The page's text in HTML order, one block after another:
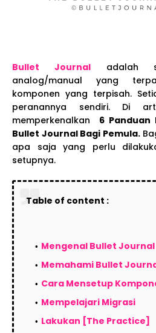
Bullet Journaladalah
analog/manual yang
komponen yang terpisah.
peranannya sendiri. Di
memperkenalkan 6 Panduan
Bullet Journal Bagi Pemula.
apa saja yang perlu
setupnya.
Table of content :
Mengenal Bullet Journal
Memahami Bullet
Cara Mensetup
Mempelajari Migrasi
Lakukan [The Practice]